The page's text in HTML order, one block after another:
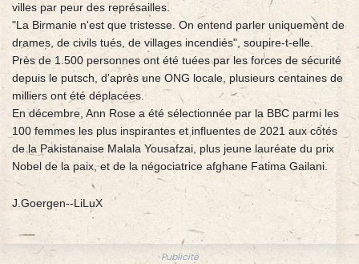
villes par peur des représailles.
"La Birmanie n'est que tristesse. On entend parler uniquement de
drames, de civils tués, de villages incendiés", soupire-t-elle.
Près de 1.500 personnes ont été tuées par les forces de sécurité
depuis le putsch, d'après une ONG locale, plusieurs centaines de
milliers ont été déplacées.
En décembre, Ann Rose a été sélectionnée par la BBC parmi les
100 femmes les plus inspirantes et influentes de 2021 aux côtés
de la Pakistanaise Malala Yousafzai, plus jeune lauréate du prix
Nobel de la paix, et de la négociatrice afghane Fatima Gailani.
J.Goergen--LiLuX
Publicité